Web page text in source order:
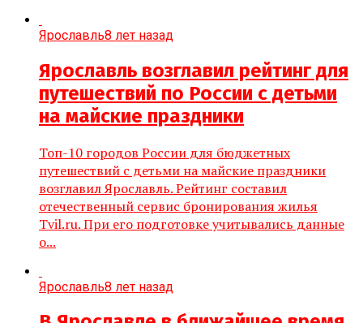
Ярославль8 лет назад
Ярославль возглавил рейтинг для
путешествий по России с детьми
на майские праздники
Топ-10 городов России для бюджетных
путешествий с детьми на майские праздники
возглавил Ярославль. Рейтинг составил
отечественный сервис бронирования жилья
Tvil.ru. При его подготовке учитывались данные
о...
Ярославль8 лет назад